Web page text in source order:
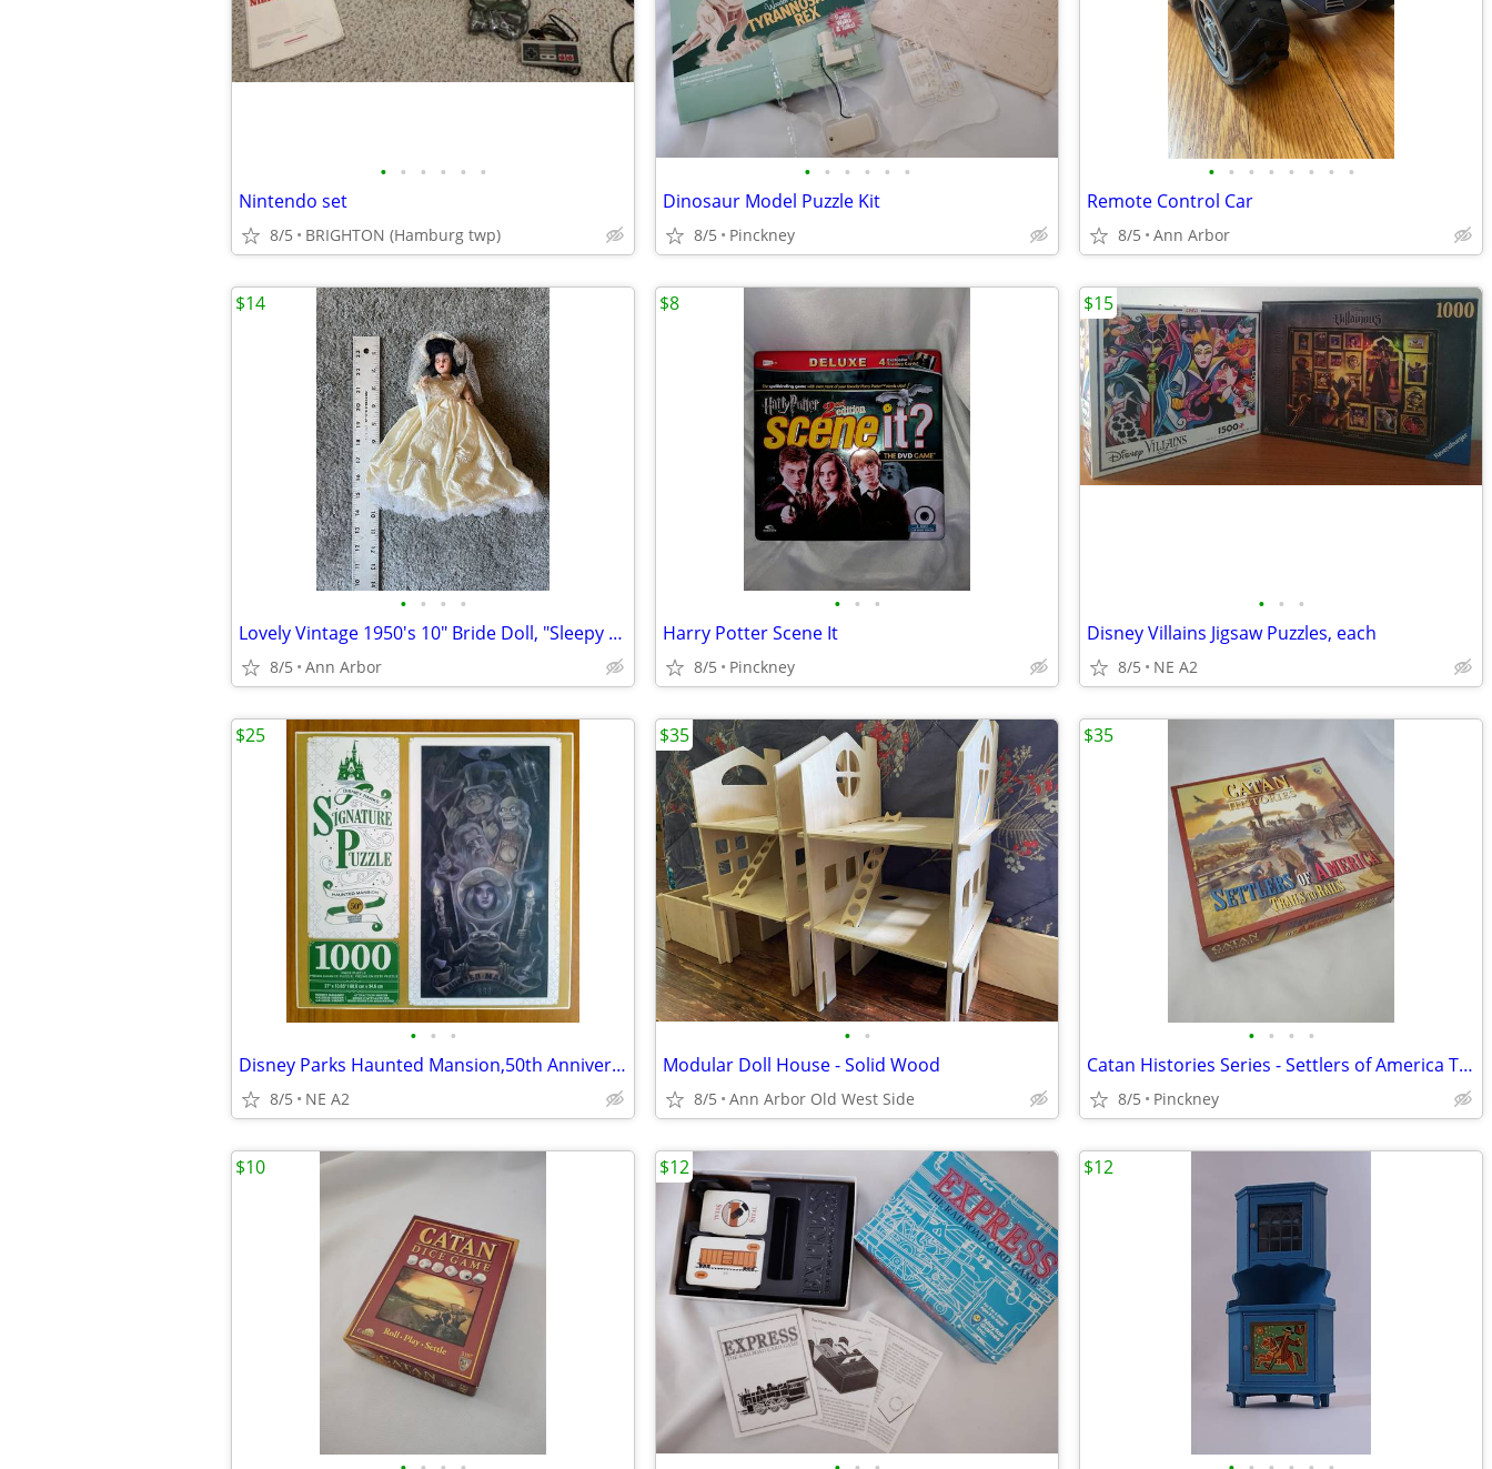
• • • • • •
Nintendo set
8/5 BRIGHTON (Hamburg twp)
• • • • • •
Dinosaur Model Puzzle Kit
8/5 Pinckney
• • • • • • • •
Remote Control Car
8/5 Ann Arbor
• • • •
Lovely Vintage 1950's 10" Bride Doll, "Sleepy Eyes", Poseable Arms
8/5 Ann Arbor
$14
• • •
Harry Potter Scene It
8/5 Pinckney
$8
• • •
Disney Villains Jigsaw Puzzles, each
8/5 NE A2
$15
• • •
Disney Parks Haunted Mansion,50th Anniversary 1000 piece Jigsaw Puzzle
8/5 NE A2
$25
• •
Modular Doll House - Solid Wood
8/5 Ann Arbor Old West Side
$35
• • • •
Catan Histories Series - Settlers of America Trails to Rails Game
8/5 Pinckney
$35
$10 $12 $12